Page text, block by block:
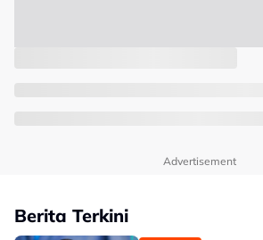
Advertisement
Berita Terkini